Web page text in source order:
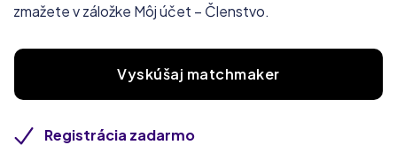
zmažete v záložke Môj účet – Členstvo.
Vyskúšaj matchmaker
Registrácia zadarmo